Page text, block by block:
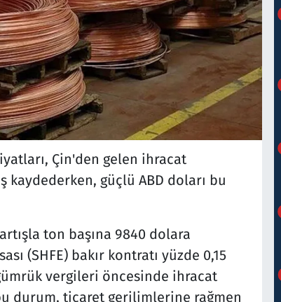
Çin'den gelen ihracat
güçlü ABD doları bu
ton başına 9840 dolara
(SHFE) bakır kontratı yüzde 0,15
vergileri öncesinde ihracat
durum, ticaret gerilimlerine rağmen